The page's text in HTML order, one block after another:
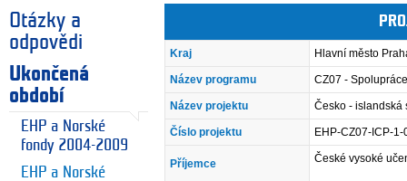
Otázky a
odpovědi
Ukončená
období
EHP a Norské
fondy 2004-2009
EHP a Norské
Kraj Hlavní město
Název programu CZ07 -
Název projektu Česko - islandská
Číslo projektu EHP-CZ07-ICP-
Příjemce České vysoké